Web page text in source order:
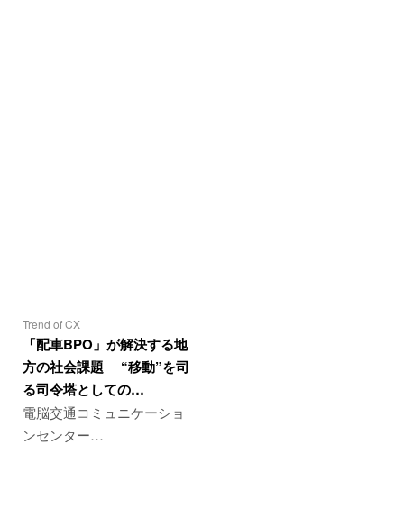
Trend of CX
「配車BPO」が解決する地
方の社会課題 “移動”を司
る司令塔としての…
電脳交通コミュニケーショ
ンセンター…